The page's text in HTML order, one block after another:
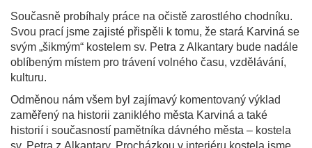
Současně probíhaly práce na očistě zarostlého chodníku.
Svou prací jsme zajisté přispěli k tomu, že stará Karviná se
svým „šikmým“ kostelem sv. Petra z Alkantary bude nadále
oblíbeným místem pro trávení volného času, vzdělávání,
kulturu.
Odměnou nám všem byl zajímavý komentovaný výklad
zaměřený na historii zaniklého města Karviná a také
historií i současností pamětníka dávného města – kostela
sv. Petra z Alkantary. Procházkou v interiéru kostela jsme